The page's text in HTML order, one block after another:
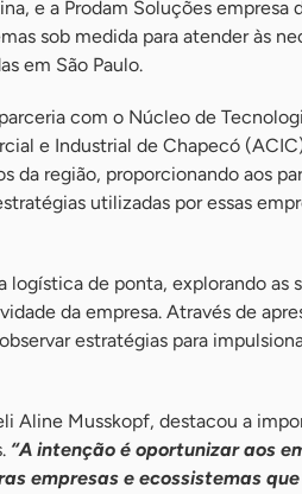
e a Prodam Soluções empresa
sob medida para atender às
em São Paulo.
com o Núcleo de
e Industrial de Chapecó
da região, proporcionando aos
utilizadas por essas
logística de ponta, explorando as
da empresa. Através de
estratégias para
Aline Musskopf, destacou a
“A intenção é oportunizar aos
empresas e ecossistemas